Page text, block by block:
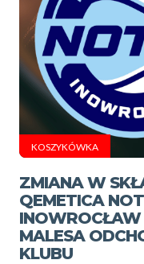
KOSZYKÓWKA
ZMIANA W
QEMETICA
INOWROCŁAW
MALESA
KLUBU